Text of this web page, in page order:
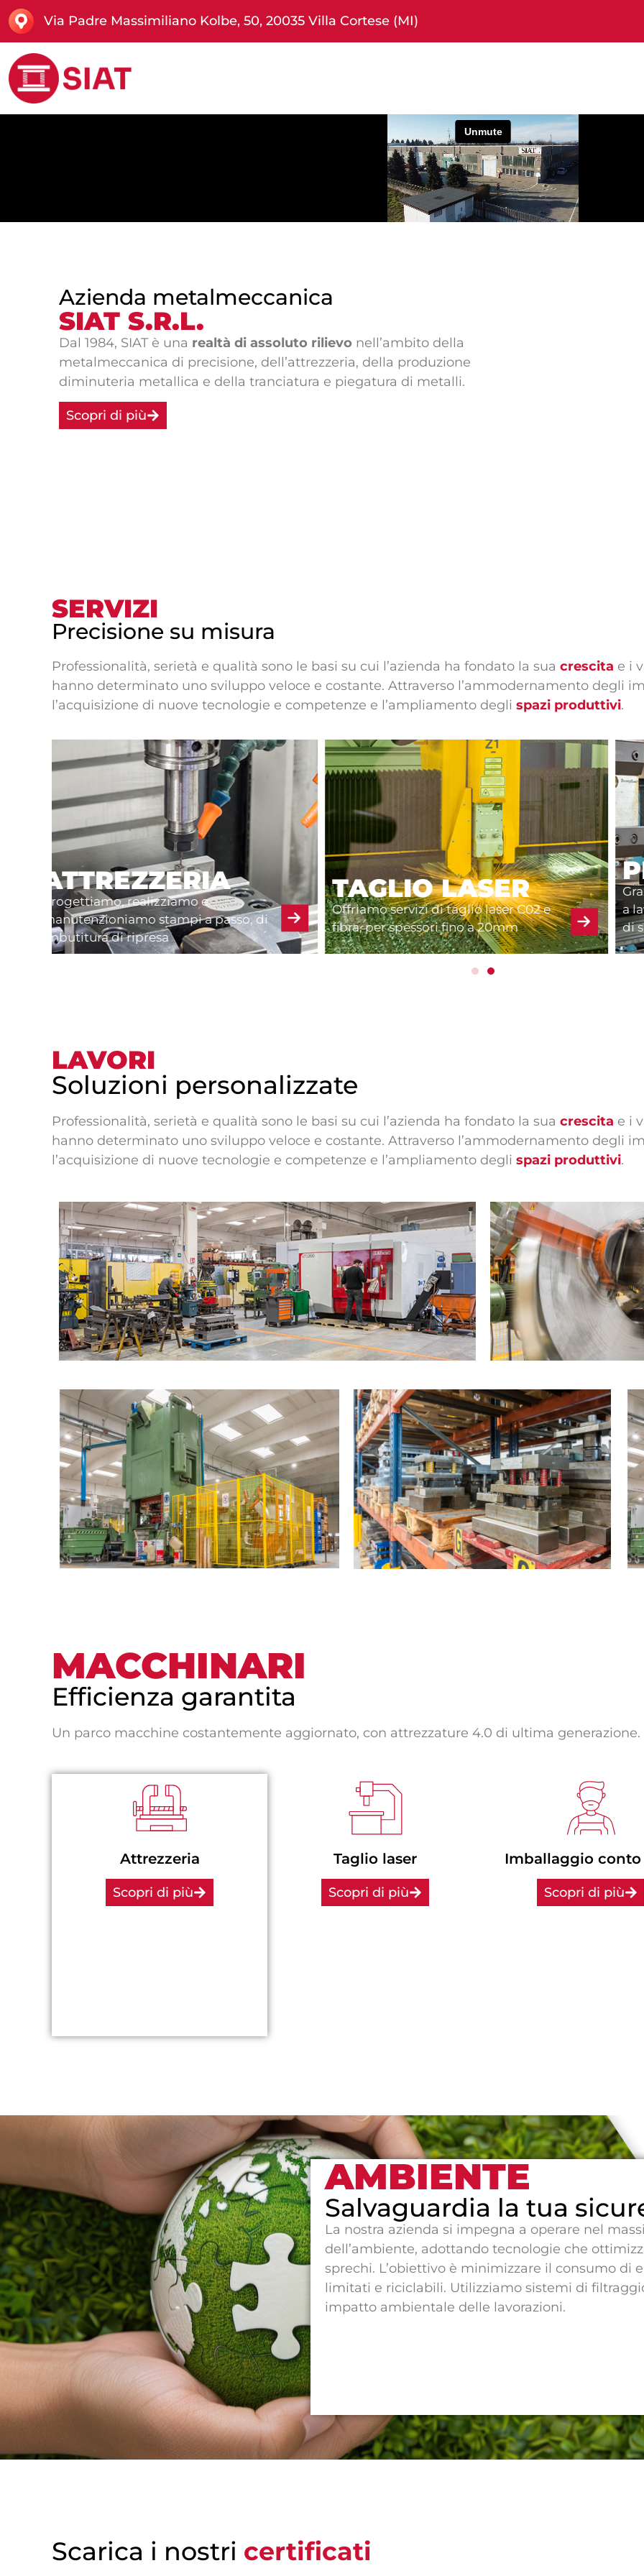
Via Padre Massimiliano Kolbe, 50, 20035 Villa Cortese (MI)
Azienda metalmeccanica
SIAT S.R.L.
Dal 1984, SIAT è una realtà di assoluto rilievo nell’ambito della
metalmeccanica di precisione, dell’attrezzeria, della produzione
diminuteria metallica e della tranciatura e piegatura di metalli.
Scopri di più
SERVIZI
Precisione su misura
Professionalità, serietà e qualità sono le basi su cui l’azienda ha fondato la sua crescita e i
hanno determinato uno sviluppo veloce e costante. Attraverso l’ammodernamento degli
l’acquisizione di nuove tecnologie e competenze e l’ampliamento degli spazi produttivi.
SALDATURA
Offriamo servizi di taglio laser C02 e
fibra, per spessori fino a 20mm
STAMPAGGIO
Processi di stampaggio personalizzati
per la creazione di componenti
metallici
LAVORI
Soluzioni personalizzate
Professionalità, serietà e qualità sono le basi su cui l’azienda ha fondato la sua crescita e i
hanno determinato uno sviluppo veloce e costante. Attraverso l’ammodernamento degli
l’acquisizione di nuove tecnologie e competenze e l’ampliamento degli spazi produttivi.
MACCHINARI
Efficienza garantita
Un parco macchine costantemente aggiornato, con attrezzature 4.0 di ultima generazione.
Attrezzeria
Scopri di più
Taglio laser
Scopri di più
Imballaggio conto
Scopri di più
AMBIENTE
Salvaguardia la tua
La nostra azienda si impegna a operare nel
dell’ambiente, adottando tecnologie che
sprechi. L’obiettivo è minimizzare il consumo di
limitati e riciclabili. Utilizziamo sistemi di
impatto ambientale delle lavorazioni.
Scarica i nostri certificati